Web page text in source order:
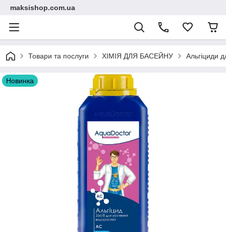
maksishop.com.ua
Товари та послуги ХІМІЯ ДЛЯ БАСЕЙНУ Альгіциди
Новинка